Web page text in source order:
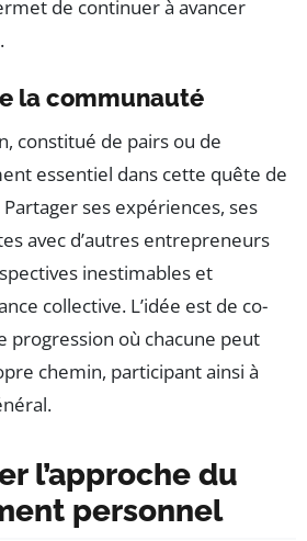
de continuer à avancer
la communauté
constitué de pairs ou de
essentiel dans cette quête de
ses expériences, ses
avec d’autres entrepreneurs
inestimables et
collective. L’idée est de co-
progression où chacune peut
chemin, participant ainsi à
l’approche du
personnel